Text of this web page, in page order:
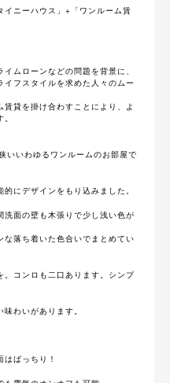
イニーハウス」+「ワンルーム賃
ムローンなどの問題を背景に、
フスタイルを求めた人々のムー
貸を掛け合わすことにより、よ
いいわゆるワンルームのお部屋で
にデザインをもり込みました。
洗面の壁も木張りで少し浅い色が
な落ち着いた色合いでまとめてい
。コンロも二口あります。シンプ
わいがあります。
ばっちり！